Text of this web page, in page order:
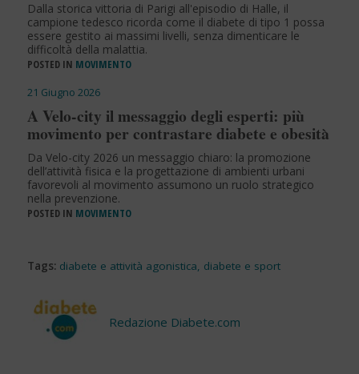
Dalla storica vittoria di Parigi all'episodio di Halle, il
campione tedesco ricorda come il diabete di tipo 1 possa
essere gestito ai massimi livelli, senza dimenticare le
difficoltà della malattia.
POSTED IN MOVIMENTO
21 Giugno 2026
A Velo-city il messaggio degli esperti: più
movimento per contrastare diabete e obesità
Da Velo-city 2026 un messaggio chiaro: la promozione
dell’attività fisica e la progettazione di ambienti urbani
favorevoli al movimento assumono un ruolo strategico
nella prevenzione.
POSTED IN MOVIMENTO
Tags: diabete e attività agonistica, diabete e sport
Redazione Diabete.com